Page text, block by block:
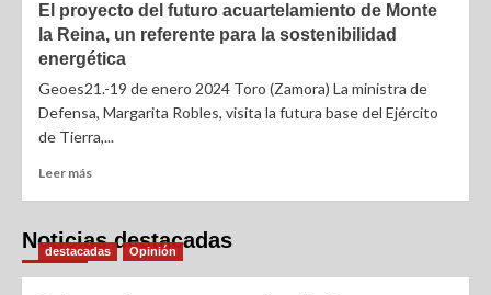
El proyecto del futuro acuartelamiento de Monte
la Reina, un referente para la sostenibilidad
energética
Geoes21.-19 de enero 2024 Toro (Zamora) La ministra de
Defensa, Margarita Robles, visita la futura base del Ejército
de Tierra,...
Leer más
Noticias destacadas
destacadas Opinión